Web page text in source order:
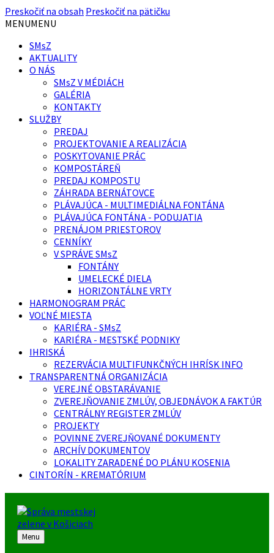
Preskočiť na obsah Preskočiť na pätičku
MENUMENU
SMsZ
AKTUALITY
O NÁS
SMsZ V MÉDIÁCH
GALÉRIA
KONTAKTY
SLUŽBY
PREDAJ
PROJEKTOVANIE A REALIZÁCIA
POSKYTOVANIE PRÁC
KOMPOSTÁREŇ
PREDAJ KOMPOSTU
ZÁHRADA BERNÁTOVCE
PLÁVAJÚCA - MULTIMEDIÁLNA FONTÁNA
PLÁVAJÚCA FONTÁNA - PODUJATIA
PRENÁJOM PRIESTOROV
CENNÍKY
V SPRÁVE SMsZ
FONTÁNY
UMELECKÉ DIELA
HORIZONTÁLNE VRTY
HARMONOGRAM PRÁC
VOĽNÉ MIESTA
KARIÉRA - SMsZ
KARIÉRA - MESTSKÉ PODNIKY
IHRISKÁ
REZERVÁCIA MULTIFUNKČNÝCH IHRÍSK INFO
TRANSPARENTNÁ ORGANIZÁCIA
VEREJNÉ OBSTARÁVANIE
ZVEREJŇOVANIE ZMLÚV, OBJEDNÁVOK A FAKTÚR
CENTRÁLNY REGISTER ZMLÚV
PROJEKTY
POVINNE ZVEREJŇOVANÉ DOKUMENTY
ARCHÍV DOKUMENTOV
LOKALITY ZARADENÉ DO PLÁNU KOSENIA
CINTORÍN - KREMATÓRIUM
Menu